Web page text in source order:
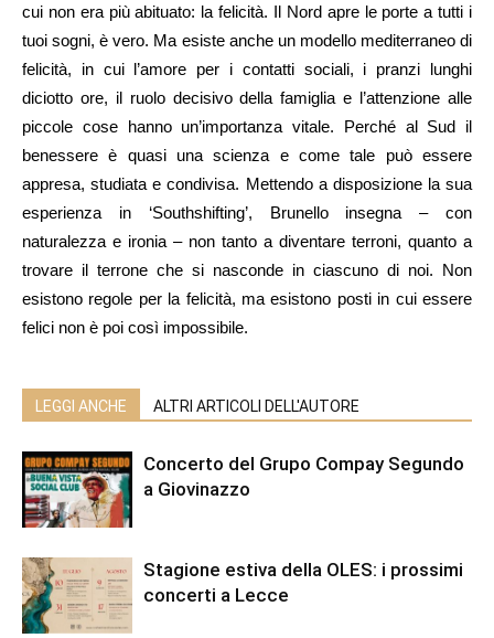
cui non era più abituato: la felicità. Il Nord apre le porte a tutti i
tuoi sogni, è vero. Ma esiste anche un modello mediterraneo di
felicità, in cui l’amore per i contatti sociali, i pranzi lunghi
diciotto ore, il ruolo decisivo della famiglia e l’attenzione alle
piccole cose hanno un’importanza vitale. Perché al Sud il
benessere è quasi una scienza e come tale può essere
appresa, studiata e condivisa. Mettendo a disposizione la sua
esperienza in ‘Southshifting’, Brunello insegna – con
naturalezza e ironia – non tanto a diventare terroni, quanto a
trovare il terrone che si nasconde in ciascuno di noi. Non
esistono regole per la felicità, ma esistono posti in cui essere
felici non è poi così impossibile.
LEGGI ANCHE ALTRI ARTICOLI DELL'AUTORE
Concerto del Grupo Compay Segundo
a Giovinazzo
Stagione estiva della OLES: i prossimi
concerti a Lecce